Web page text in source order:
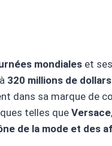
mondiales et
320 millions de dollars
dans sa marque de
telles que Versace,
de la mode et des